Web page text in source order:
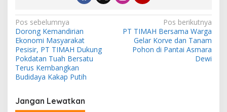
N
a
v
i
g
a
Pos sebelumnya
Dorong Kemandirian
Ekonomi Masyarakat
Pesisir, PT TIMAH Dukung
Pokdatan Tuah Bersatu
Terus Kembangkan
Budidaya Kakap Putih
Pos berikutnya
PT TIMAH Bersama Warga
Gelar Korve dan Tanam
Pohon di Pantai Asmara
Dewi
Jangan Lewatkan